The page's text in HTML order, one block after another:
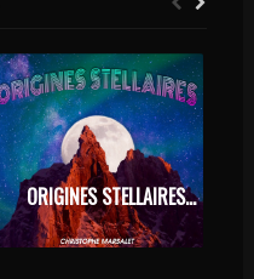
ORIGINES STELLAIRES – CHRISTOPHE MARSALET